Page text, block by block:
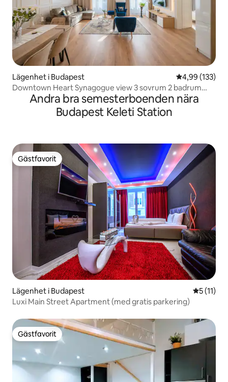
Lägenhet i Budapest 4,99 av 5 i
4,99 (133)
Downtown Heart Synagogue view 3 sovrum 2 badrum
Andra bra semesterboenden nära
Budapest Keleti Station
Gästfavorit
Gästfavorit
Lägenhet i Budapest 5 av 5 i
5 (11)
Luxi Main Street Apartment (med gratis parkering)
Gästfavorit
Gästfavorit